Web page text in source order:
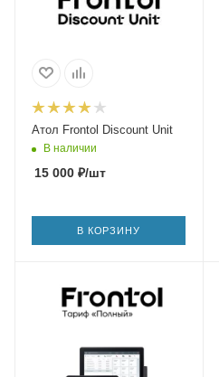
Атол Frontol Discount Unit
В наличии
15 000 ₽/шт
В КОРЗИНУ